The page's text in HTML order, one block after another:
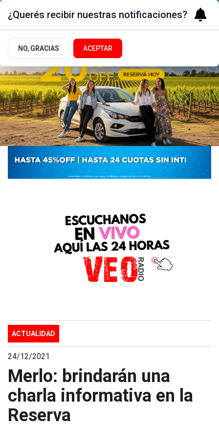
ACTUALIDAD
24/12/2021
Merlo: brindarán una
charla informativa en la
Reserva
¿Querés recibir nuestras notificaciones?
NO, GRACIAS ACEPTAR